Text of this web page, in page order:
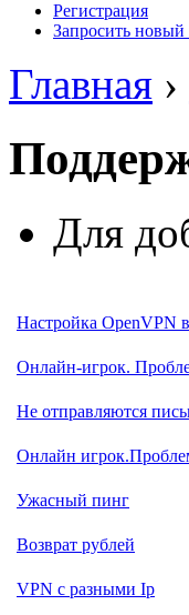
Регистрация
Запросить новый
Главная ›
Для
Настройка OpenVPN
Онлайн-игрок.
Не отправляются
Онлайн
Ужасный пинг
Возврат рублей
VPN с разными Ip